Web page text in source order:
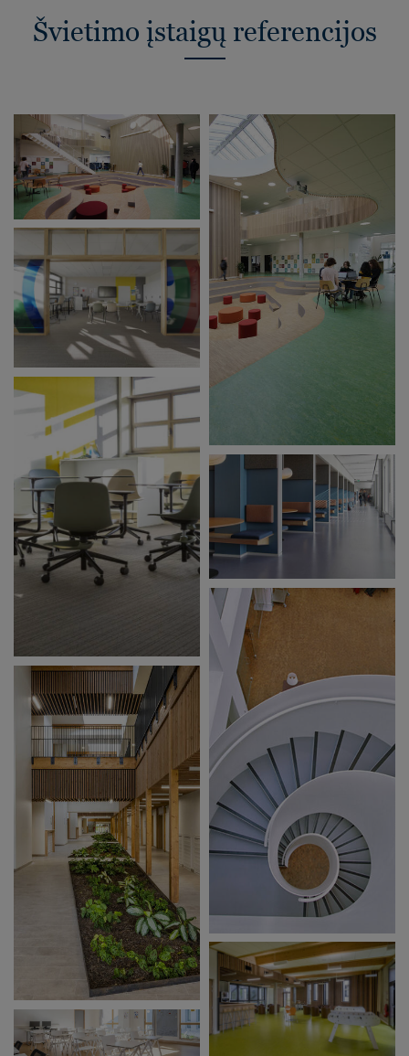
Švietimo įstaigų referencijos